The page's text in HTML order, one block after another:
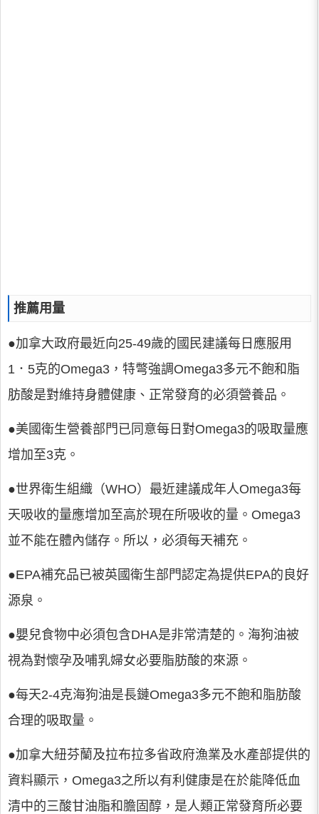
推薦用量
●加拿大政府最近向25-49歲的國民建議每日應服用
1．5克的Omega3，特彆強調Omega3多元不飽和脂
肪酸是對維持身體健康、正常發育的必須營養品。
●美國衛生營養部門已同意每日對Omega3的吸取量應
增加至3克。
●世界衛生組織（WHO）最近建議成年人Omega3每
天吸收的量應增加至高於現在所吸收的量。Omega3
並不能在體內儲存。所以，必須每天補充。
●EPA補充品已被英國衛生部門認定為提供EPA的良好
源泉。
●嬰兒食物中必須包含DHA是非常清楚的。海狗油被
視為對懷孕及哺乳婦女必要脂肪酸的來源。
●每天2-4克海狗油是長鏈Omega3多元不飽和脂肪酸
合理的吸取量。
●加拿大紐芬蘭及拉布拉多省政府漁業及水產部提供的
資料顯示，Omega3之所以有利健康是在於能降低血
清中的三酸甘油脂和膽固醇，是人類正常發育所必要